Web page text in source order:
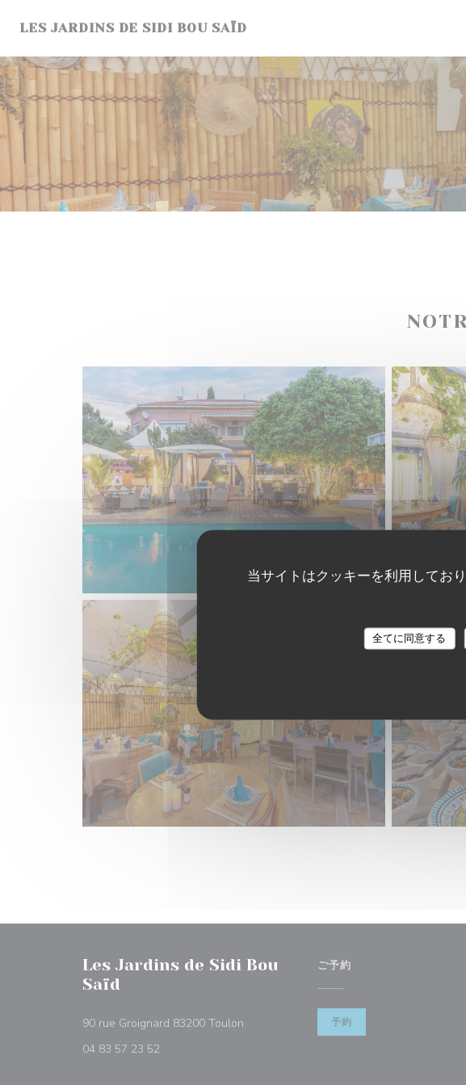
当サイトはクッキーを利用してお
全てに同意する
LES JARDINS DE SIDI BOU SAÏD
Les Jardins de Sidi Bou
Saïd
90 rue Groignard 83200 Toulon ((新しいウィンドウで開きます))
04 83 57 23 52
ご予約
予約
LES